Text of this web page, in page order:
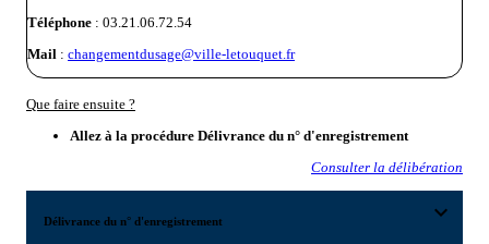
Téléphone : 03.21.06.72.54
Mail : changementdusage@ville-letouquet.fr
Que faire ensuite ?
Allez à la procédure Délivrance du n° d'enregistrement
Consulter la délibération
Délivrance du n° d'enregistrement expand_more